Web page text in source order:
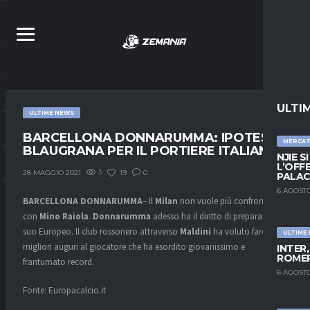
NJIE
6
ULTIME
6
ULTIME NEWS
BARCELLONA DONNARUMMA: IPOTESI
BLAUGRANA PER IL PORTIERE ITALIANO?
28 MAGGIO 2021 3 19 0
BARCELLONA DONNARUMMA– Il Milan non vuole più confrontarsi
con Mino Raiola. Donnarumma adesso ha il diritto di preparare il
suo Europeo. Il club rossonero attraverso Maldini ha voluto fare i
migliori auguri al giocatore che ha esordito giovanissimo e
frantumato record.
Fonte: Europacalcio.it